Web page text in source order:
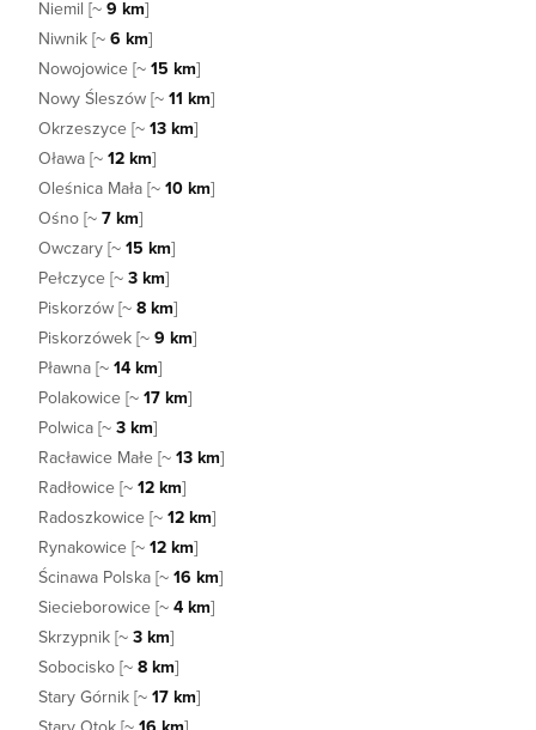
Niemil [~ 9 km]
Niwnik [~ 6 km]
Nowojowice [~ 15 km]
Nowy Śleszów [~ 11 km]
Okrzeszyce [~ 13 km]
Oława [~ 12 km]
Oleśnica Mała [~ 10 km]
Ośno [~ 7 km]
Owczary [~ 15 km]
Pełczyce [~ 3 km]
Piskorzów [~ 8 km]
Piskorzówek [~ 9 km]
Pławna [~ 14 km]
Polakowice [~ 17 km]
Polwica [~ 3 km]
Racławice Małe [~ 13 km]
Radłowice [~ 12 km]
Radoszkowice [~ 12 km]
Rynakowice [~ 12 km]
Ścinawa Polska [~ 16 km]
Siecieborowice [~ 4 km]
Skrzypnik [~ 3 km]
Sobocisko [~ 8 km]
Stary Górnik [~ 17 km]